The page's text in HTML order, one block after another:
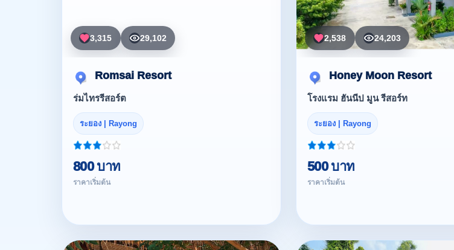
3,315 29,102
Romsai Resort
ร่มไทรรีสอร์ต
ระยอง | Rayong
800 บาท
ราคาเริ่มต้น
2,538 24,203
Honey Moon Resort
โรงแรม ฮันนีป มูน รีสอร์ท
ระยอง | Rayong
500 บาท
ราคาเริ่มต้น